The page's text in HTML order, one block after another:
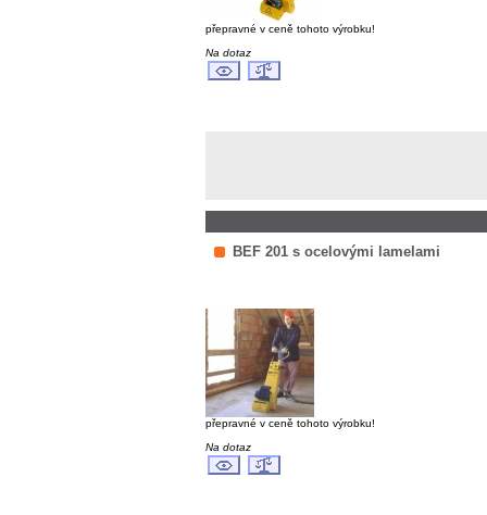
přepravné v ceně tohoto výrobku!
Na dotaz
BEF 201 s ocelovými lamelami
přepravné v ceně tohoto výrobku!
Na dotaz